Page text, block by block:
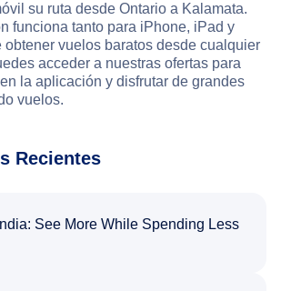
su ruta desde Ontario a Kalamata.
funciona tanto para iPhone, iPad y
obtener vuelos baratos desde cualquier
acceder a nuestras ofertas para
la aplicación y disfrutar de grandes
vuelos.
Recientes
See More While Spending Less